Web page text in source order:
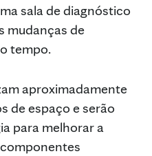
sala de diagnóstico
mudanças de
tempo.
aproximadamente
de espaço e serão
para melhorar a